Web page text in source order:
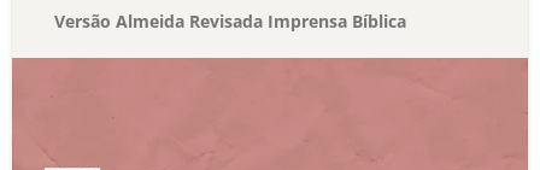
Versão Almeida Revisada Imprensa Bíblica